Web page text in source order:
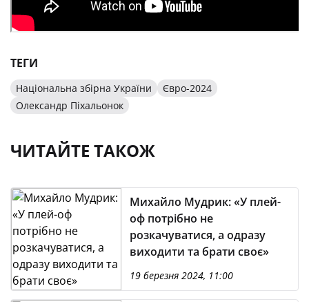
ТЕГИ
Національна збірна України
Євро-2024
Олександр Піхальонок
ЧИТАЙТЕ ТАКОЖ
Михайло Мудрик: «У плей-
оф потрібно не
розкачуватися, а одразу
виходити та брати своє»
19 березня 2024, 11:00